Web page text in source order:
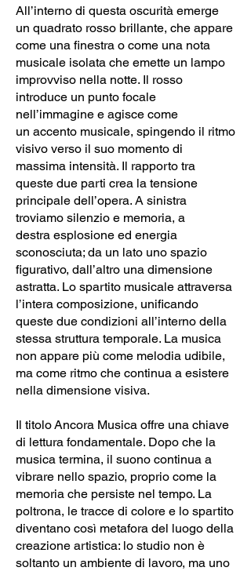
All’interno di questa oscurità emerge
un quadrato rosso brillante, che appare
come una finestra o come una nota
musicale isolata che emette un lampo
improvviso nella notte. Il rosso
introduce un punto focale
nell’immagine e agisce come
un accento musicale, spingendo il ritmo
visivo verso il suo momento di
massima intensità. Il rapporto tra
queste due parti crea la tensione
principale dell’opera. A sinistra
troviamo silenzio e memoria, a
destra esplosione ed energia
sconosciuta; da un lato uno spazio
figurativo, dall’altro una dimensione
astratta. Lo spartito musicale attraversa
l’intera composizione, unificando
queste due condizioni all’interno della
stessa struttura temporale. La musica
non appare più come melodia udibile,
ma come ritmo che continua a esistere
nella dimensione visiva.
Il titolo Ancora Musica offre una chiave
di lettura fondamentale. Dopo che la
musica termina, il suono continua a
vibrare nello spazio, proprio come la
memoria che persiste nel tempo. La
poltrona, le tracce di colore e lo spartito
diventano così metafora del luogo della
creazione artistica: lo studio non è
soltanto un ambiente di lavoro, ma uno